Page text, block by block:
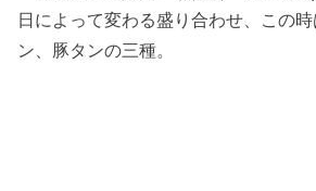
日によって変わる盛り合わせ、この
ン、豚タンの三種。